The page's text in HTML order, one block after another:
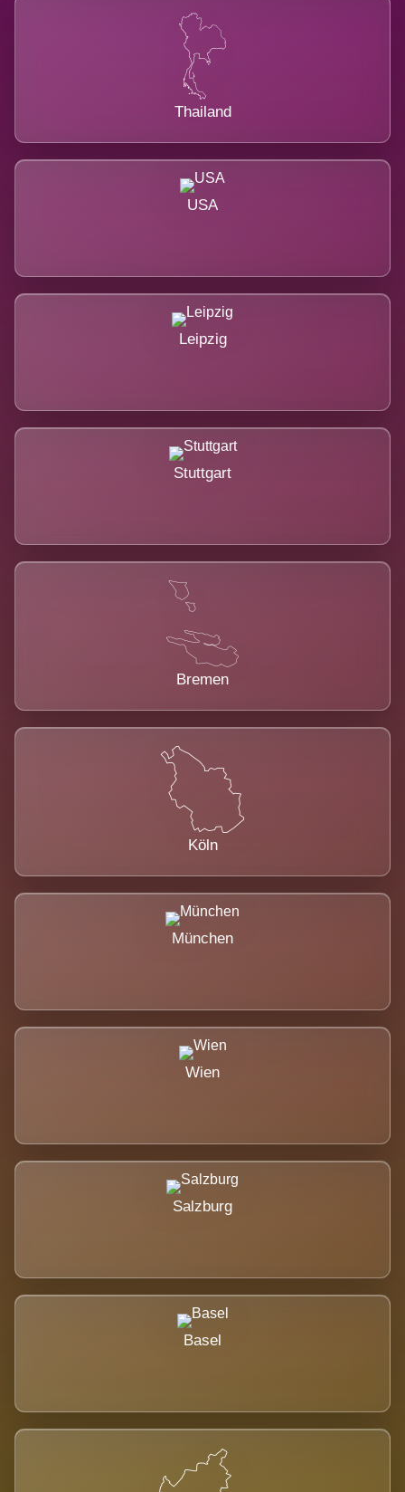
Thailand
USA
Leipzig
Stuttgart
Bremen
Köln
München
Wien
Salzburg
Basel